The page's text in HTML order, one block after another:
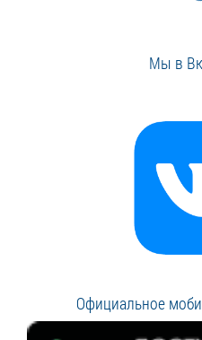
Мы в
Официальное